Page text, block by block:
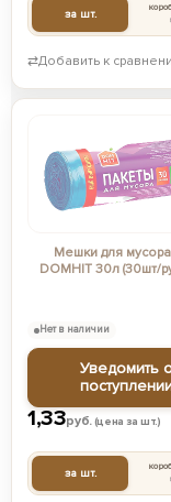
за шт.
⇄Добавить к
Мешки для мусора
DOMHIT 30л (30шт/
1,33руб.(цена за шт.)
за шт.
Нет в наличии
Уведомить